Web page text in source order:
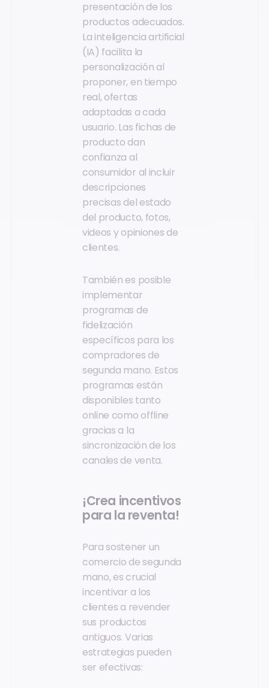
presentación de los
productos adecuados.
La inteligencia artificial
(IA) facilita la
personalización al
proponer, en tiempo
real, ofertas
adaptadas a cada
usuario. Las fichas de
producto dan
confianza al
consumidor al incluir
descripciones
precisas del estado
del producto, fotos,
videos y opiniones de
clientes.
También es posible
implementar
programas de
fidelización
específicos para los
compradores de
segunda mano. Estos
programas están
disponibles tanto
online como offline
gracias a la
sincronización de los
canales de venta.
¡Crea incentivos
para la reventa!
Para sostener un
comercio de segunda
mano, es crucial
incentivar a los
clientes a revender
sus productos
antiguos. Varias
estrategias pueden
ser efectivas: